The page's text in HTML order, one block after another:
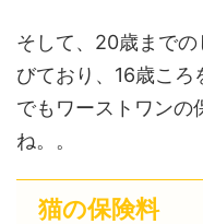
そして、20歳まで
びており、16歳ころ
でもワーストワンの
ね。。
猫の保険料